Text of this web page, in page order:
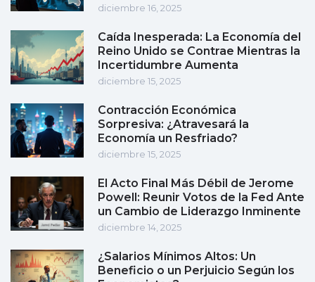
diciembre 16, 2025
Caída Inesperada: La Economía del
Reino Unido se Contrae Mientras la
Incertidumbre Aumenta
diciembre 15, 2025
Contracción Económica
Sorpresiva: ¿Atravesará la
Economía un Resfriado?
diciembre 15, 2025
El Acto Final Más Débil de Jerome
Powell: Reunir Votos de la Fed Ante
un Cambio de Liderazgo Inminente
diciembre 14, 2025
¿Salarios Mínimos Altos: Un
Beneficio o un Perjuicio Según los